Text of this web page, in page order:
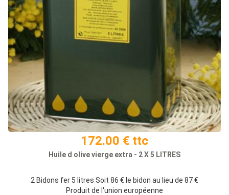
172.00 € ttc
Huile d olive vierge extra - 2 X 5 LITRES
2 Bidons fer 5 litres Soit 86 € le bidon au lieu de 87 €
Produit de l'union européenne